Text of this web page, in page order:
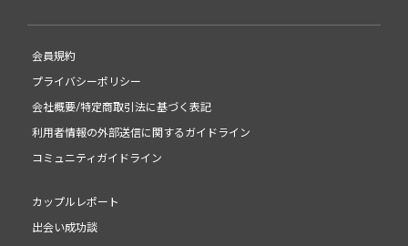
会員規約
プライバシーポリシー
会社概要/特定商取引法に基づく表記
利用者情報の外部送信に関するガイドライン
コミュニティガイドライン
カップルレポート
出会い成功談